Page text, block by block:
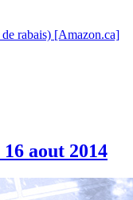
rabais) [Amazon.ca]
aout 2014